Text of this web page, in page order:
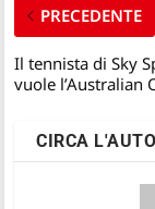
PRECEDENTE
Il tennista di Sky
vuole l’Australian
CIRCA